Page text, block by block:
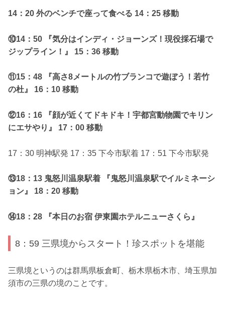
14：20 外のベンチで座って食べる 14：25 移動
⑩14：50 『気分はインディ・ジョーンズ！現役採石場で
ジップライン！』 15：36 移動
⑪15：48 『高さ8メートルの竹ブランコで遊ぼう！若竹
の杜』 16：10 移動
⑫16：16 『顔が近くてドキドキ！宇都宮動物園でキリン
にエサやり』 17：00 移動
17：30 明神駅発 17：35 下今市駅着 17：51 下今市駅発
⑬18：13 鬼怒川温泉駅着 『鬼怒川温泉駅でイルミネーシ
ョン』 18：20 移動
⑭18：28 『本日のお宿 伊東園ホテルニューさくら』
8：59 三県境からスタート！珍スポットを堪能
三県境というのは群馬県板倉町、栃木県栃木市、埼玉県加
須市の三県の境のことです。